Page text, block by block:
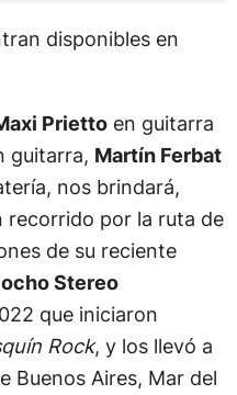
disponibles en
Priettoen guitarra
guitarra, Martín Ferbat
nos brindará,
recorrido por la ruta de
de su reciente
Stereo
que iniciaron
Rock, y los llevó a
Buenos Aires, Mar del